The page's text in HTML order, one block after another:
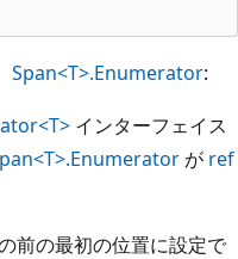
Span<T>.Enumerator:
インターフェイス
が ref
前の最初の位置に設定で